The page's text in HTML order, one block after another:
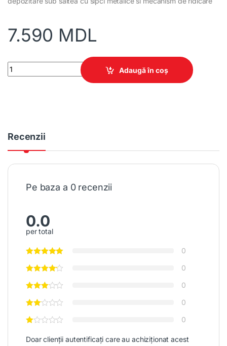
7.590 MDL
Pat CRISTAL 1600 cu mecanism de ridicare quantity
Adaugă în coș
Recenzii
Pe baza a 0 recenzii
0.0
per total
0
0
0
0
0
Doar clienții autentificați care au achiziționat acest